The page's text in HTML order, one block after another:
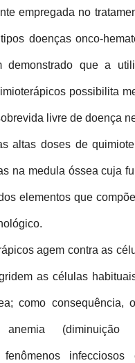
empregada no
doenças onco-
demonstrado que a
possibilita
livre de doença
altas doses de
na medula óssea cuja
elementos que
agem contra as
as células
como consequência,
anemia (diminuição
fenômenos infecciosos